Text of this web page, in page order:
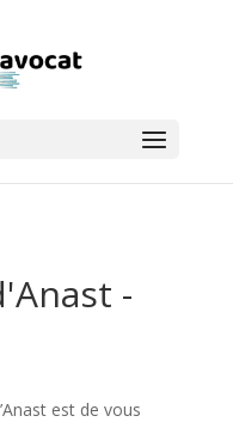
-
est de vous